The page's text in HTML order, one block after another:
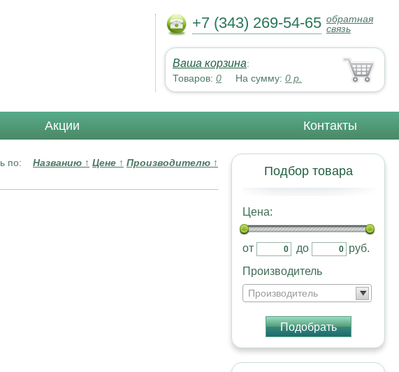
+7 (343) 269-54-65 обратная
связь
Ваша корзина:
Товаров: 0 На сумму: 0 р.
Акции Контакты
Подбор товара
Цена:
от до
руб.
Производитель
Производитель
Подобрать
по: Названию ↑ Цене ↑ Производителю ↑